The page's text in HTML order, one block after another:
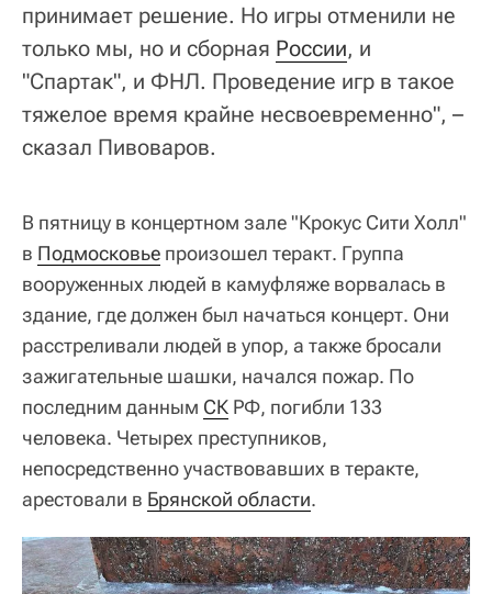
принимает решение. Но игры отменили не
только мы, но и сборная России, и
"Спартак", и ФНЛ. Проведение игр в такое
тяжелое время крайне несвоевременно", –
сказал Пивоваров.
В пятницу в концертном зале "Крокус Сити Холл"
в Подмосковье произошел теракт. Группа
вооруженных людей в камуфляже ворвалась в
здание, где должен был начаться концерт. Они
расстреливали людей в упор, а также бросали
зажигательные шашки, начался пожар. По
последним данным СК РФ, погибли 133
человека. Четырех преступников,
непосредственно участвовавших в теракте,
арестовали в Брянской области.